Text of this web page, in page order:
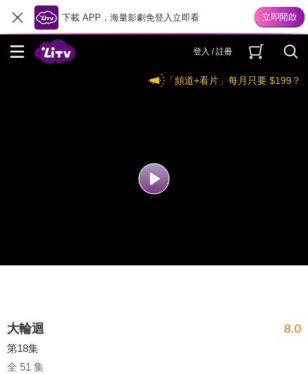
下載 APP，海量影劇免登入立即看
登入 / 註冊
「頻道+看片」每月只要 $199？
大輪迴 8.0
第18集
全 51 集